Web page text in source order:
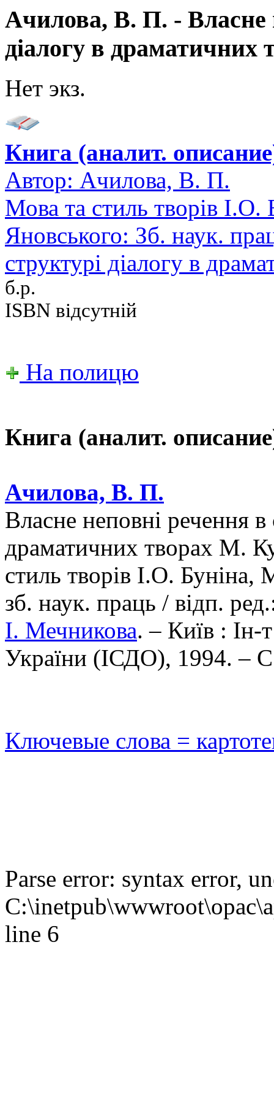
Ачилова, В. П. - Власне
діалогу в
Нет экз.
Книга (аналит.
Автор: Ачилова, В. П.
Мова та стиль творів
Яновського: Зб. наук.
структурі діалогу в
б.р.
ISBN відсутній
На полицю
Книга (аналит.
Ачилова, В. П.
Власне неповні речення в
драматичних творах М.
стиль творів І.О.
зб. наук. праць / відп.
І. Мечникова. – Київ : Ін-
України (ІСДО), 1994. –
Ключевые слова =
Parse error: syntax error,
line 6